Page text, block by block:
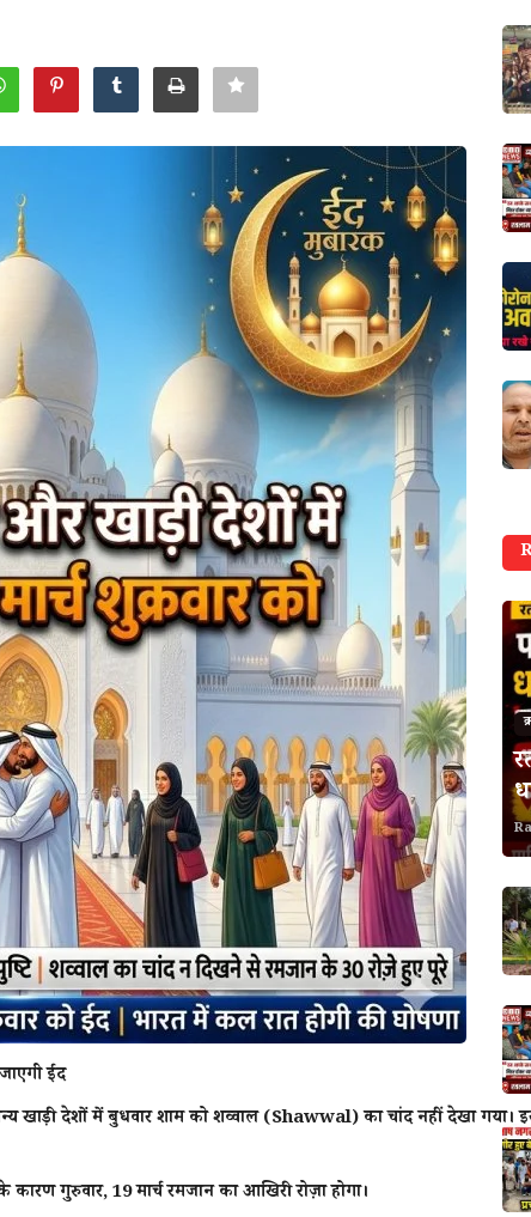
ईद
देशों में बुधवार शाम को शव्वाल (Shawwal) का चांद नहीं देखा गया।
गुरुवार, 19 मार्च रमजान का आखिरी रोज़ा होगा।